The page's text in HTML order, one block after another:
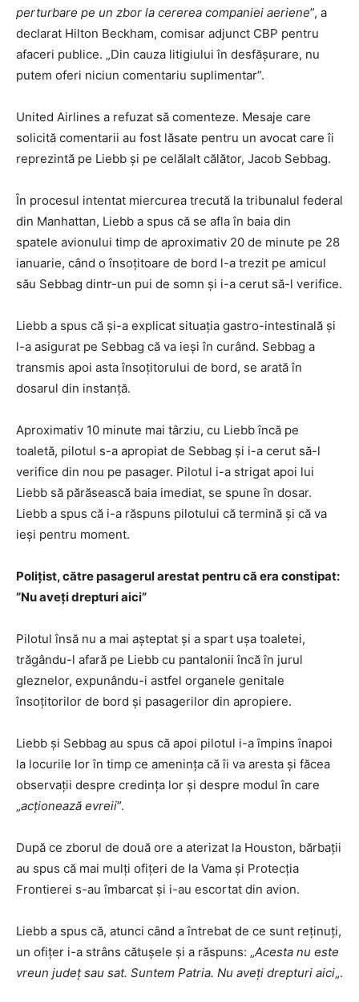
perturbare pe un zbor la cererea companiei aeriene”, a
declarat Hilton Beckham, comisar adjunct CBP pentru
afaceri publice. „Din cauza litigiului în desfășurare, nu
putem oferi niciun comentariu suplimentar”.
United Airlines a refuzat să comenteze. Mesaje care
solicită comentarii au fost lăsate pentru un avocat care îi
reprezintă pe Liebb și pe celălalt călător, Jacob Sebbag.
În procesul intentat miercurea trecută la tribunalul federal
din Manhattan, Liebb a spus că se afla în baia din
spatele avionului timp de aproximativ 20 de minute pe 28
ianuarie, când o însoțitoare de bord l-a trezit pe amicul
său Sebbag dintr-un pui de somn și i-a cerut să-l verifice.
Liebb a spus că și-a explicat situația gastro-intestinală și
l-a asigurat pe Sebbag că va ieși în curând. Sebbag a
transmis apoi asta însoțitorului de bord, se arată în
dosarul din instanță.
Aproximativ 10 minute mai târziu, cu Liebb încă pe
toaletă, pilotul s-a apropiat de Sebbag și i-a cerut să-l
verifice din nou pe pasager. Pilotul i-a strigat apoi lui
Liebb să părăsească baia imediat, se spune în dosar.
Liebb a spus că i-a răspuns pilotului că termină și că va
ieși pentru moment.
Polițist, către pasagerul arestat pentru că era constipat:
”Nu aveți drepturi aici”
Pilotul însă nu a mai așteptat și a spart ușa toaletei,
trăgându-l afară pe Liebb cu pantalonii încă în jurul
gleznelor, expunându-i astfel organele genitale
însoțitorilor de bord și pasagerilor din apropiere.
Liebb și Sebbag au spus că apoi pilotul i-a împins înapoi
la locurile lor în timp ce amenința că îi va aresta și făcea
observații despre credința lor și despre modul în care
„acţionează evreii”.
După ce zborul de două ore a aterizat la Houston, bărbații
au spus că mai mulți ofițeri de la Vama și Protecția
Frontierei s-au îmbarcat și i-au escortat din avion.
Liebb a spus că, atunci când a întrebat de ce sunt reținuți,
un ofițer i-a strâns cătușele și a răspuns: „Acesta nu este
vreun județ sau sat. Suntem Patria. Nu aveți drepturi aici„.